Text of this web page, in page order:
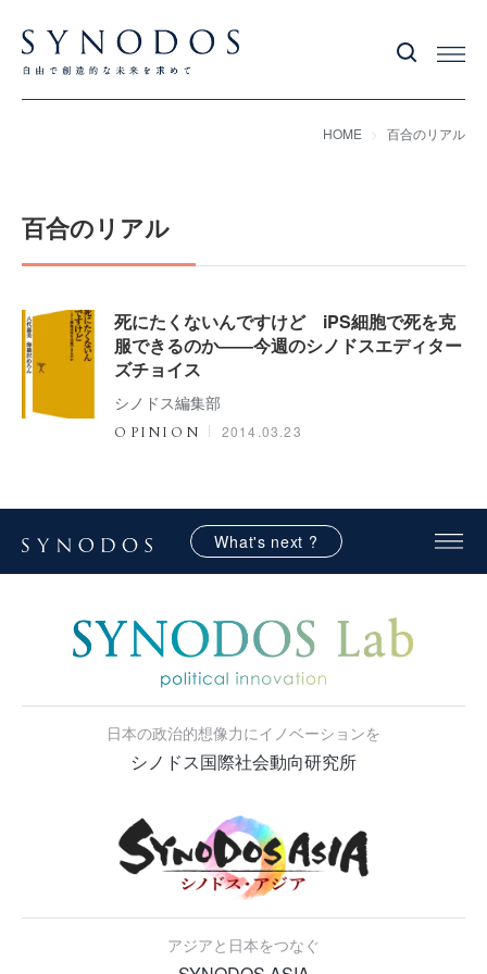
HOME 百合のリアル
百合のリアル
死にたくないんですけど iPS細胞で死を克
服できるのか――今週のシノドスエディター
ズチョイス
シノドス編集部
OPINION 2014.03.23
What's next ?
日本の政治的想像力にイノベーションを
シノドス国際社会動向研究所
アジアと日本をつなぐ